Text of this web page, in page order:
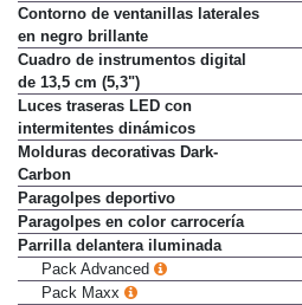
Contorno de ventanillas laterales
en negro brillante
Cuadro de instrumentos digital
de 13,5 cm (5,3")
Luces traseras LED con
intermitentes dinámicos
Molduras decorativas Dark-
Carbon
Paragolpes deportivo
Paragolpes en color carrocería
Parrilla delantera iluminada
Pack Advanced
Pack Maxx